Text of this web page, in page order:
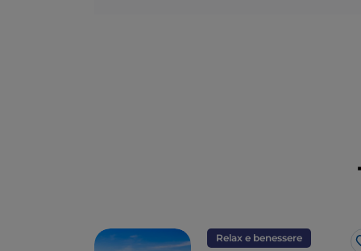
Relax e benessere